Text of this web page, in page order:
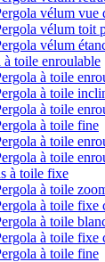
vélum vue
vélum toit
vélum
à toile enroulable
à toile
à toile
à toile
à toile fine
à toile
à toile
à toile fixe
à toile
à toile fixe
à toile
à toile fixe
à toile fine